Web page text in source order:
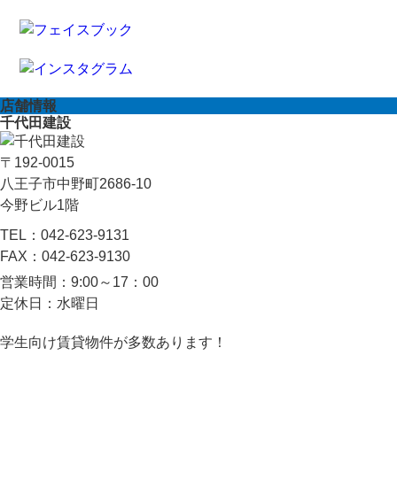
店舗情報
千代田建設
〒192-0015
八王子市中野町2686-10
今野ビル1階
TEL： 042-623-9131
FAX： 042-623-9130
営業時間： 9:00～17：00
定休日： 水曜日
学生向け賃貸物件が多数あります！